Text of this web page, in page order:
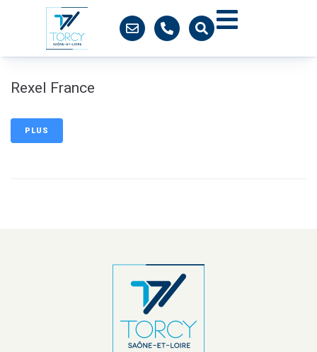
Rexel France
PLUS